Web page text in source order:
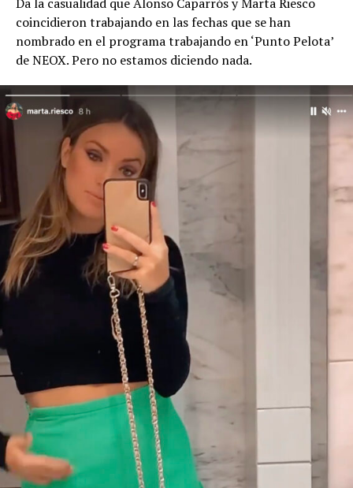
Da la casualidad que Alonso Caparrós y Marta Riesco
coincidieron trabajando en las fechas que se han
nombrado en el programa trabajando en ‘Punto Pelota’
de NEOX. Pero no estamos diciendo nada.